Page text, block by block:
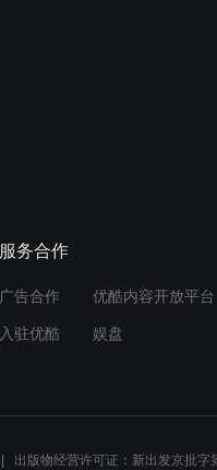
机竖版
服务合作
广告合作 优酷内容开放平台
入驻优酷 娱盘
出版物经营许可证：新出发京批字